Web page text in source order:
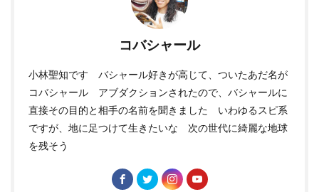
コバシャール
小林聖知です バシャール好きが高じて、ついたあだ名が
コバシャール アブダクションされたので、バシャールに
直接その目的と相手の名前を聞きました いわゆるスピ系
ですが、地に足つけて生きたいな 次の世代に綺麗な地球
を残そう